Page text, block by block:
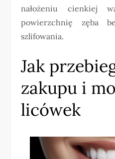
nałożeniu cienkiej
powierzchnię zęba
szlifowania.
Jak
zakupu i
licówek